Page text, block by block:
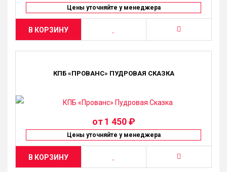
Цены уточняйте у менеджера
В КОРЗИНУ
КПБ «ПРОВАНС» ПУДРОВАЯ СКАЗКА
от 1 450 ₽
Цены уточняйте у менеджера
В КОРЗИНУ